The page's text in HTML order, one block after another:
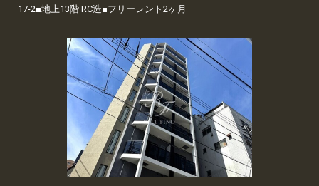
17-2■地上13階 RC造■フリーレント2ヶ月